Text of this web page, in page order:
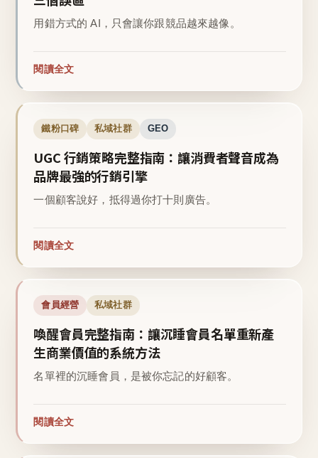
用錯方式的 AI，只會讓你跟競品越來越像。
閱讀全文
鐵粉口碑 私域社群 GEO
UGC 行銷策略完整指南：讓消費者聲音成為
品牌最強的行銷引擎
一個顧客說好，抵得過你打十則廣告。
閱讀全文
會員經營 私域社群
喚醒會員完整指南：讓沉睡會員名單重新產
生商業價值的系統方法
名單裡的沉睡會員，是被你忘記的好顧客。
閱讀全文